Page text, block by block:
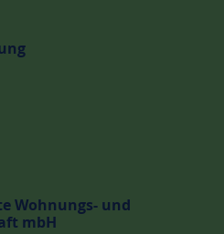
Wohnungs- und
mbH